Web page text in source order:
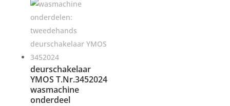
deurschakelaar
YMOS T.Nr.3452024
wasmachine
onderdeel